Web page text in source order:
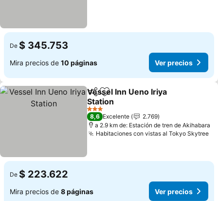
De $ 345.753
Mira precios de 10 páginas Ver precios
CompartirAgregar a favoritos
Vessel Inn Ueno Iriya
Station
Ver precios
3 Estrellas
8,6 Excelente
2.769
a 2.9 km de: Estación de tren de Akihabara
Habitaciones con vistas al Tokyo Skytree
De $ 223.622
Mira precios de 8 páginas Ver precios